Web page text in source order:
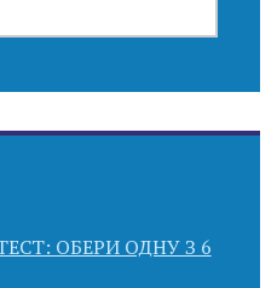
ОБЕРИ ОДНУ З 6